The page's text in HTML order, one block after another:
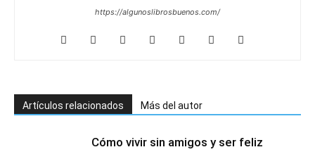
https://algunoslibrosbuenos.com/
Artículos relacionados Más del autor
Cómo vivir sin amigos y ser feliz